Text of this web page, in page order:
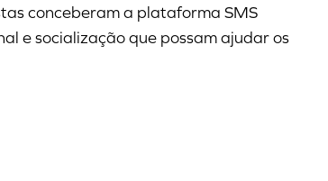
conceberam a plataforma SMS
e socialização que possam ajudar os